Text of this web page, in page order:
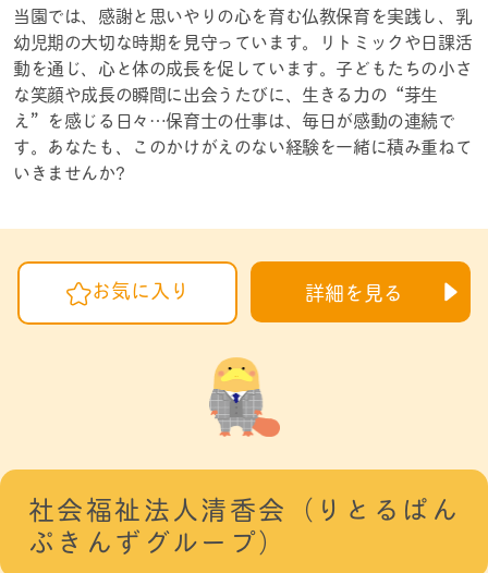
当園では、感謝と思いやりの心を育む仏教保育を実践し、乳
幼児期の大切な時期を見守っています。リトミックや日課活
動を通じ、心と体の成長を促しています。子どもたちの小さ
な笑顔や成長の瞬間に出会うたびに、生きる力の“芽生
え”を感じる日々…保育士の仕事は、毎日が感動の連続で
す。あなたも、このかけがえのない経験を一緒に積み重ねて
いきませんか?
お気に入り 詳細を見る
社会福祉法人清香会（りとるぱん
ぷきんずグループ）